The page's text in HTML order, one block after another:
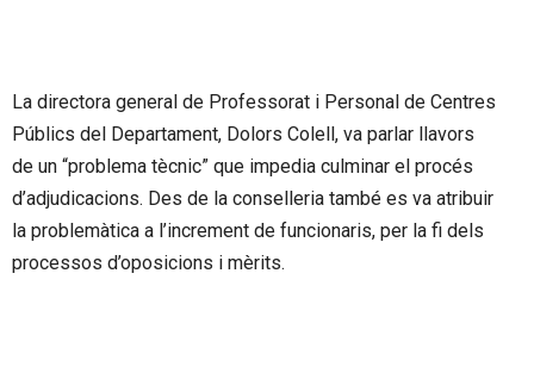
La directora general de Professorat i Personal de Centres
Públics del Departament, Dolors Colell, va parlar llavors
de un “problema tècnic” que impedia culminar el procés
d’adjudicacions. Des de la conselleria també es va atribuir
la problemàtica a l’increment de funcionaris, per la fi dels
processos d’oposicions i mèrits.